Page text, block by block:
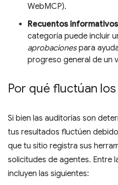
WebMCP).
Recuentos informativos
categoría puede incluir
aprobacionespara
progreso general de un
Por qué fluctúan
Si bien las auditorías son
tus resultados fluctúen
que tu sitio registra sus
solicitudes de agentes. Entre
incluyen las siguientes: